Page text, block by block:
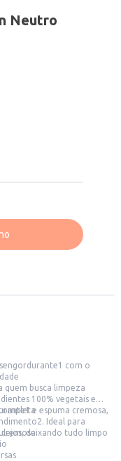
Neutro
com o
quem busca limpeza
100% vegetais e
e espuma cremosa,
Ideal para
deixando tudo limpo